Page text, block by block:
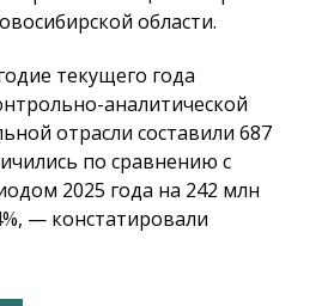
области.
текущего года
аналитической
отрасли составили 687
по сравнению с
2025 года на 242 млн
— констатировали